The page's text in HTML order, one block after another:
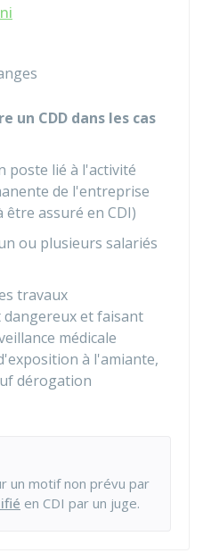
un CDD dans les cas
poste lié à l'activité
de l'entreprise
être assuré en CDI)
ou plusieurs salariés
travaux
et faisant
médicale
à l'amiante,
dérogation
un motif non prévu par
en CDI par un juge.